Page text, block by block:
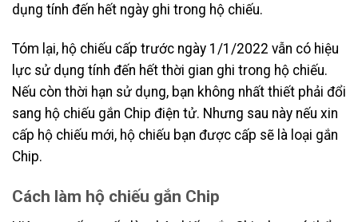
dụng tính đến hết ngày ghi trong hộ chiếu.
Tóm lại, hộ chiếu cấp trước ngày 1/1/2022 vẫn có hiệu
lực sử dụng tính đến hết thời gian ghi trong hộ chiếu.
Nếu còn thời hạn sử dụng, bạn không nhất thiết phải đổi
sang hộ chiếu gắn Chip điện tử. Nhưng sau này nếu xin
cấp hộ chiếu mới, hộ chiếu bạn được cấp sẽ là loại gắn
Chip.
Cách làm hộ chiếu gắn Chip